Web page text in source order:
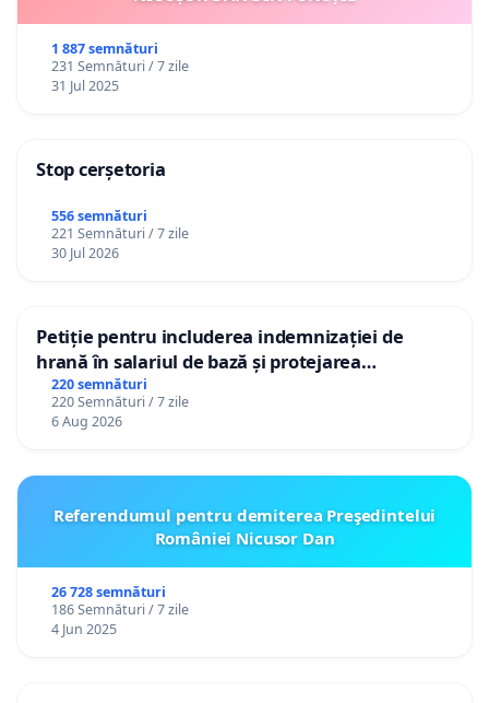
1 887 semnături
231 Semnături / 7 zile
31 Jul 2025
Stop cerșetoria
556 semnături
221 Semnături / 7 zile
30 Jul 2026
Petiție pentru includerea indemnizației de
hrană în salariul de bază și protejarea
gradațiilor de vechime pentru asistenții
personali
220 semnături
220 Semnături / 7 zile
6 Aug 2026
Referendumul pentru demiterea Preşedintelui
României Nicusor Dan
26 728 semnături
186 Semnături / 7 zile
4 Jun 2025